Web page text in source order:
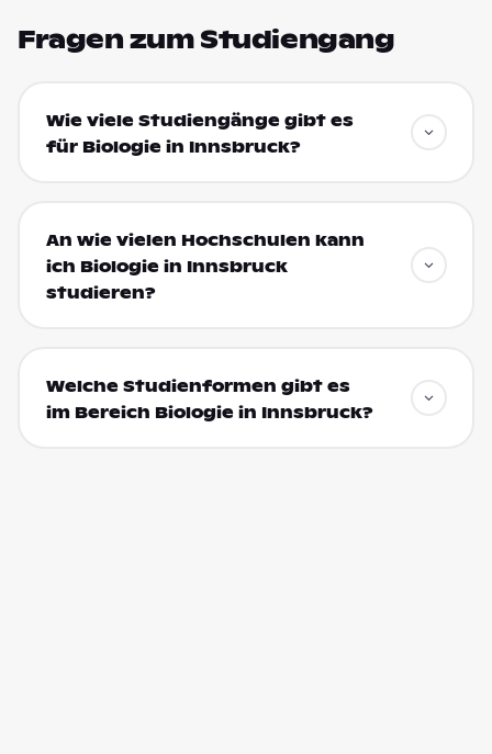
Fragen zum Studiengang
Wie viele Studiengänge gibt es
für Biologie in Innsbruck?
An wie vielen Hochschulen kann
ich Biologie in Innsbruck
studieren?
Welche Studienformen gibt es
im Bereich Biologie in Innsbruck?